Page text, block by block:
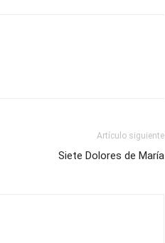
Artículo siguiente
Siete Dolores de María